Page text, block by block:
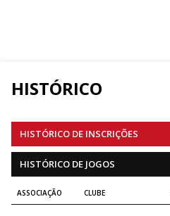
HISTÓRICO
HISTÓRICO DE INSCRIÇÕES
HISTÓRICO DE JOGOS
ASSOCIAÇÃO CLUBE